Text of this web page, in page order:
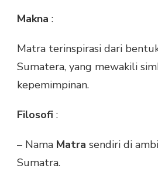
Makna :
Matra terinspirasi dari
Sumatera, yang mewakili
kepemimpinan.
Filosofi :
– Nama Matra sendiri di
Sumatra.